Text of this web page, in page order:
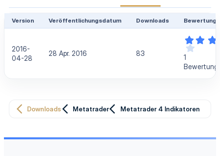
Version Veröffentlichungsdatum Downloads Bewertung
2016-
04-28
28 Apr. 2016 83
1
Downloads Metatrader Metatrader 4 Indikatoren